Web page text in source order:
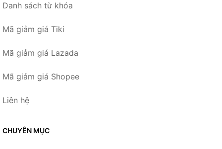
Danh sách từ khóa
Mã giảm giá Tiki
Mã giảm giá Lazada
Mã giảm giá Shopee
Liên hệ
CHUYÊN MỤC